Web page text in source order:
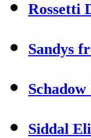
Rossetti
Sandys
Siddal